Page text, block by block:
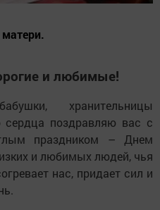
и любимые!
хранительницы
сердца поздравляю вас с
праздником – Днем
и любимых людей, чья
нас, придает сил и